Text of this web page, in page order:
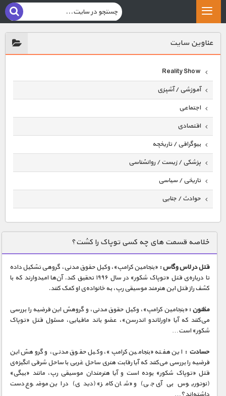
عناوين سايت
Reality Show
آموزشی / آشپزی
اجتماعی
اقتصادی
بیوگرافی / تاریخچه
پزشکی / زیست / روانشناسی
تاریخی / سیاسی
حوادث / جنایی
دنیای خوراکی ها
زمین شناسی / محیط زیست
سازه/ معماری/ مهندسی
سرگرمی
شناخت کودکان
فرهنگ / هنر
کیهان / نجوم
خلاصه قسمت های چه کسی توپاک را کشت؟
قتل در لاس وگاس : «بنجامین کرامپ»، وکیل حقوق مدنی، گروهی تشکیل داده
تا درباره‌ی قتل «توپاک شکور» در سال ۱۹۹۶ تحقیق کند. آن‌ها امیدوارند که با
کشف راز قتل این هنرمند موسیقی رپ، به خانواده‌ی او کمک کنند.
مظنون : «بنجامین کرامپ»، وکیل حقوق مدنی، و گروهش این فرضیه را بررسی
می‌کنند که آیا «اورلاندو اندرسن»، عضو باند مافیایی، مسئول قتل «توپاک
شکور» است…
حسادت : این هفته «بنجامین کرامپ»، وکیل حقوق مدنی، و گروهش این
فرضیه را بررسی می‌کنند که آیا رقابت هنری ساحل غربی با ساحل شرقی انگیزه‌ی
قتل «توپاک شکور» بوده است و آیا هنرمندان موسیقی رپ، مانند «بیگی»
(نوتوریوس بی آی جی) و «شان کامز» (دیدی) در این موضوع دست